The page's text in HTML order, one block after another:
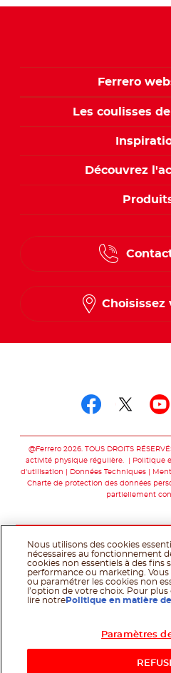
Ferrero
Les coulisses
Découvrez
Choisissez
@Ferrero 2026. TOUS DROITS
activité physique régulière.
Politique
d'utilisation
Données Techniques
Charte de protection des données
partiellement
Nous utilisons des cookies
nécessaires au fonctionnement
cookies non essentiels à des fins
performance ou marketing.
ou paramétrer les cookies non
l’option de votre choix. Pour
lire notre Politique en matière
Paramètres